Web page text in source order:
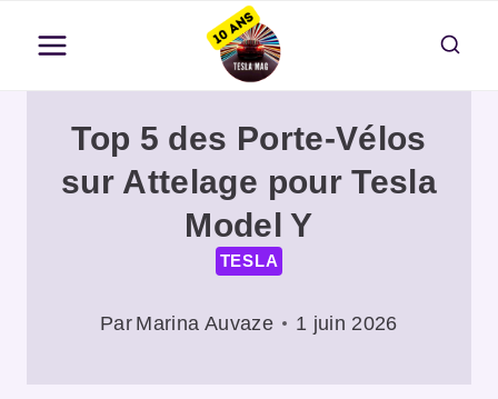
contenu
Top 5 des Porte-Vélos
sur Attelage pour Tesla
Model Y
TESLA
Par Marina Auvaze 1 juin 2026